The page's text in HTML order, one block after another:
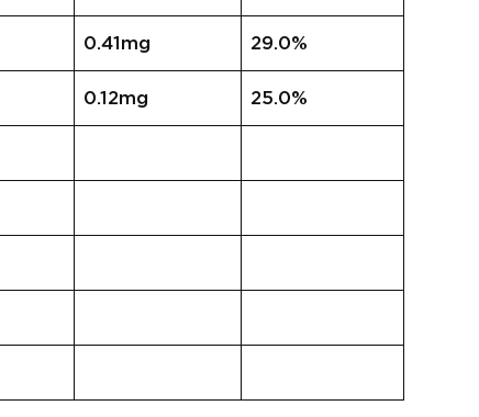
0.41mg 29.0%
0.12mg 25.0%